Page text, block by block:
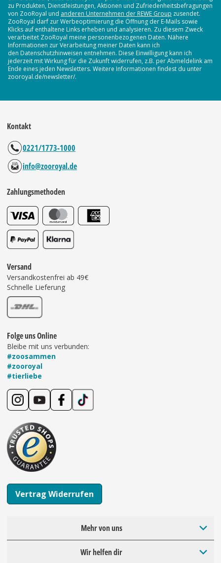
zu Produkten, Dienstleistungen, Aktionen und Zufriedenheitsbefragungen
von ZooRoyal und anderen Unternehmen der REWE Group zusendet.
ZooRoyal darf zur Werbeoptimierung die Öffnung der E-Mails sowie
Klicks auf enthaltene Links erheben und analysieren. Zu diesem Zweck
verarbeitet ZooRoyal meine personenbezogenen Daten. Nähere
Informationen zur Verarbeitung meiner Daten kann ich
den Datenschutzhinweisen entnehmen. Diese Einwilligung kann ich
jederzeit mit Wirkung für die Zukunft widerrufen, z.B. per Abmeldelink am
Ende eines jeden Newsletters. Weitere Informationen findest du unter
zooroyal.de/newsletter/.
Kontakt
0221/1773-1000
info@zooroyal.de
Zahlungsmethoden
Versand
Versandkostenfrei ab 49€
Schnelle Lieferung
Folge uns Online
Bleibe mit uns verbunden:
#zoosammen
#zooroyal
#tierliebe
Vertrag Widerrufen
Mehr von uns
Wir helfen dir